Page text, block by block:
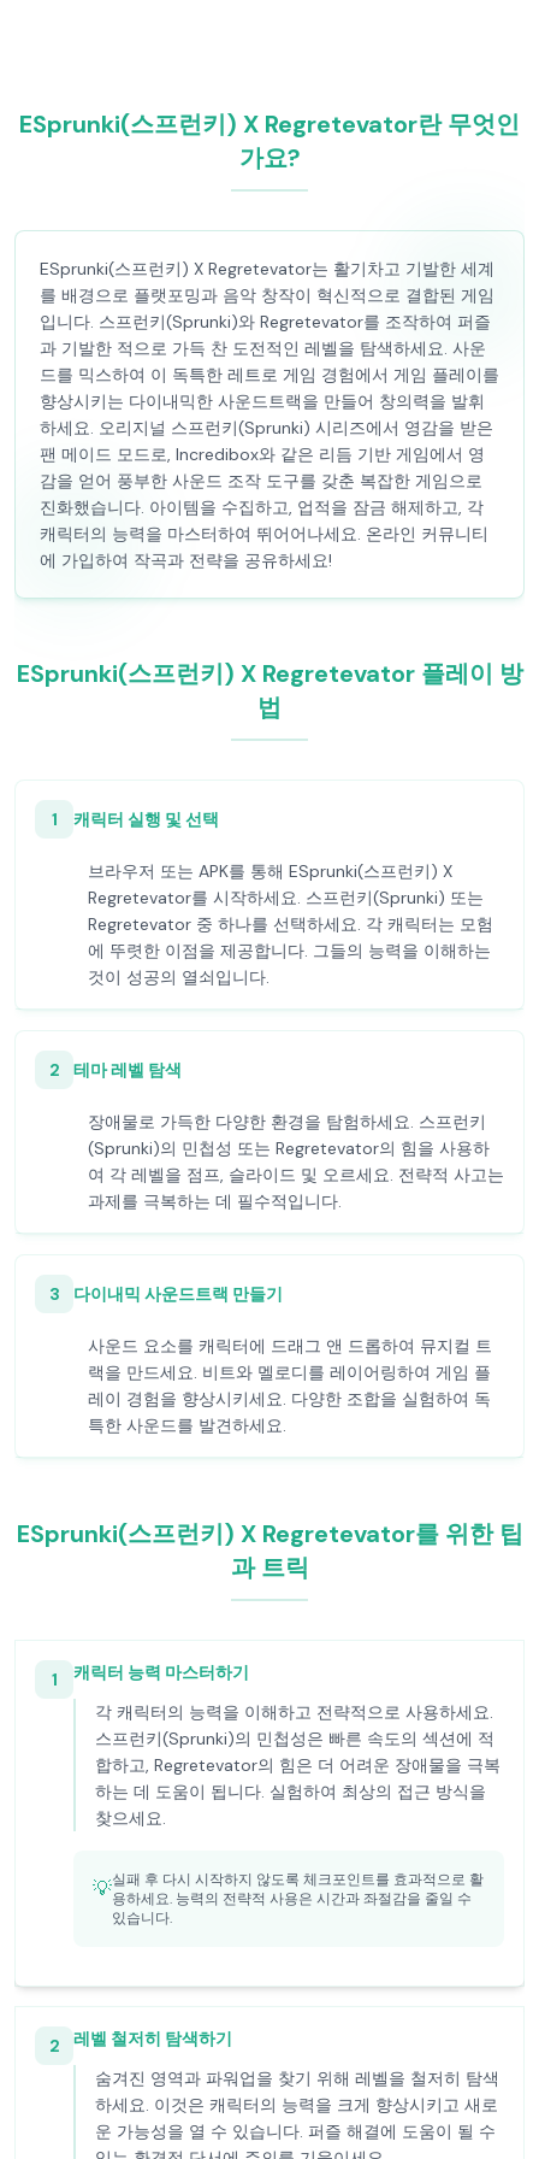
ESprunki(스프런키) X Regretevator란 무엇인
가요?
ESprunki(스프런키) X Regretevator는 활기차고 기발한 세계
를 배경으로 플랫포밍과 음악 창작이 혁신적으로 결합된 게임
입니다. 스프런키(Sprunki)와 Regretevator를 조작하여 퍼즐
과 기발한 적으로 가득 찬 도전적인 레벨을 탐색하세요. 사운
드를 믹스하여 이 독특한 레트로 게임 경험에서 게임 플레이를
향상시키는 다이내믹한 사운드트랙을 만들어 창의력을 발휘
하세요. 오리지널 스프런키(Sprunki) 시리즈에서 영감을 받은
팬 메이드 모드로, Incredibox와 같은 리듬 기반 게임에서 영
감을 얻어 풍부한 사운드 조작 도구를 갖춘 복잡한 게임으로
진화했습니다. 아이템을 수집하고, 업적을 잠금 해제하고, 각
캐릭터의 능력을 마스터하여 뛰어어나세요. 온라인 커뮤니티
에 가입하여 작곡과 전략을 공유하세요!
ESprunki(스프런키) X Regretevator 플레이 방
법
1 캐릭터 실행 및 선택
브라우저 또는 APK를 통해 ESprunki(스프런키) X
Regretevator를 시작하세요. 스프런키(Sprunki) 또는
Regretevator 중 하나를 선택하세요. 각 캐릭터는 모험
에 뚜렷한 이점을 제공합니다. 그들의 능력을 이해하는
것이 성공의 열쇠입니다.
2 테마 레벨 탐색
장애물로 가득한 다양한 환경을 탐험하세요. 스프런키
(Sprunki)의 민첩성 또는 Regretevator의 힘을 사용하
여 각 레벨을 점프, 슬라이드 및 오르세요. 전략적 사고는
과제를 극복하는 데 필수적입니다.
3 다이내믹 사운드트랙 만들기
사운드 요소를 캐릭터에 드래그 앤 드롭하여 뮤지컬 트
랙을 만드세요. 비트와 멜로디를 레이어링하여 게임 플
레이 경험을 향상시키세요. 다양한 조합을 실험하여 독
특한 사운드를 발견하세요.
ESprunki(스프런키) X Regretevator를 위한 팁
과 트릭
1
캐릭터 능력 마스터하기
각 캐릭터의 능력을 이해하고 전략적으로 사용하세요.
스프런키(Sprunki)의 민첩성은 빠른 속도의 섹션에 적
합하고, Regretevator의 힘은 더 어려운 장애물을 극복
하는 데 도움이 됩니다. 실험하여 최상의 접근 방식을
찾으세요.
💡실패 후 다시 시작하지 않도록 체크포인트를 효과적으로 활
용하세요. 능력의 전략적 사용은 시간과 좌절감을 줄일 수
있습니다.
2
레벨 철저히 탐색하기
숨겨진 영역과 파워업을 찾기 위해 레벨을 철저히 탐색
하세요. 이것은 캐릭터의 능력을 크게 향상시키고 새로
운 가능성을 열 수 있습니다. 퍼즐 해결에 도움이 될 수